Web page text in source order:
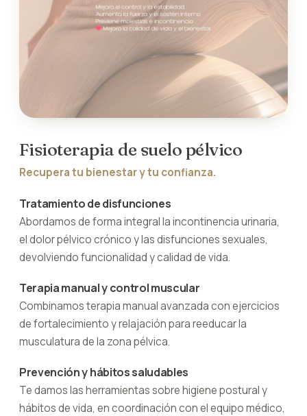
Fisioterapia de suelo pélvico
Recupera tu bienestar y tu confianza.
Tratamiento de disfunciones
Abordamos de forma integral la incontinencia urinaria,
el dolor pélvico crónico y las disfunciones sexuales,
devolviendo funcionalidad y calidad de vida.
Terapia manual y control muscular
Combinamos terapia manual avanzada con ejercicios
de fortalecimiento y relajación para reeducar la
musculatura de la zona pélvica.
Prevención y hábitos saludables
Te damos las herramientas sobre higiene postural y
hábitos de vida, en coordinación con el equipo médico,